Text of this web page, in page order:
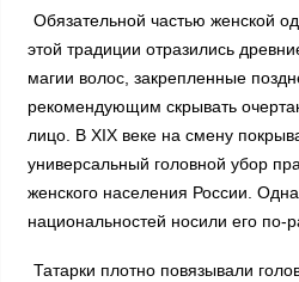
Обязательной частью женской
этой традиции отразились
магии волос, закрепленные
рекомендующим скрывать
лицо. В XIX веке на смену
универсальный головной убор
женского населения России.
национальностей носили его по-
Татарки плотно повязывали